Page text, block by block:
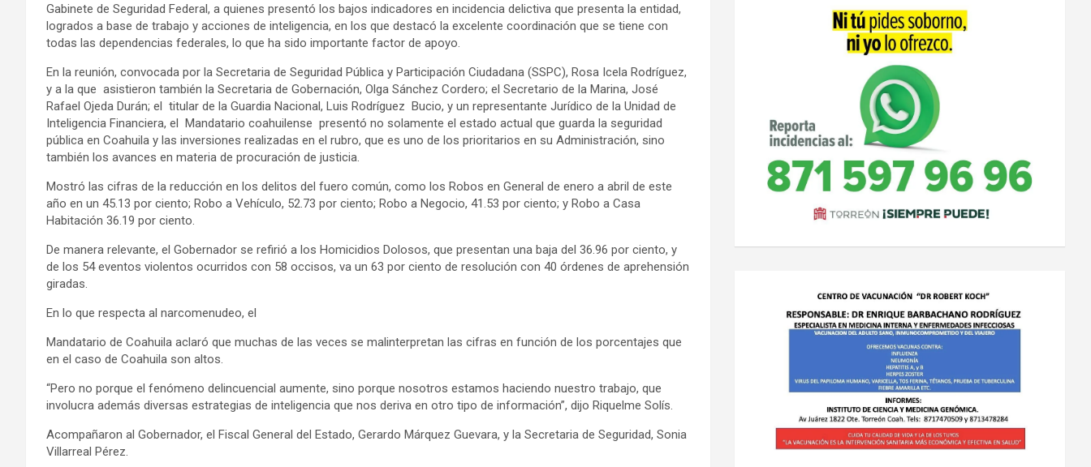
Gabinete de Seguridad Federal, a quienes presentó los bajos indicadores en incidencia delictiva que presenta la entidad,
logrados a base de trabajo y acciones de inteligencia, en los que destacó la excelente coordinación que se tiene con
todas las dependencias federales, lo que ha sido importante factor de apoyo.
En la reunión, convocada por la Secretaria de Seguridad Pública y Participación Ciudadana (SSPC), Rosa Icela Rodríguez,
y a la que asistieron también la Secretaria de Gobernación, Olga Sánchez Cordero; el Secretario de la Marina, José
Rafael Ojeda Durán; el titular de la Guardia Nacional, Luis Rodríguez Bucio, y un representante Jurídico de la Unidad de
Inteligencia Financiera, el Mandatario coahuilense presentó no solamente el estado actual que guarda la seguridad
pública en Coahuila y las inversiones realizadas en el rubro, que es uno de los prioritarios en su Administración, sino
también los avances en materia de procuración de justicia.
Mostró las cifras de la reducción en los delitos del fuero común, como los Robos en General de enero a abril de este
año en un 45.13 por ciento; Robo a Vehículo, 52.73 por ciento; Robo a Negocio, 41.53 por ciento; y Robo a Casa
Habitación 36.19 por ciento.
De manera relevante, el Gobernador se refirió a los Homicidios Dolosos, que presentan una baja del 36.96 por ciento, y
de los 54 eventos violentos ocurridos con 58 occisos, va un 63 por ciento de resolución con 40 órdenes de aprehensión
giradas.
En lo que respecta al narcomenudeo, el
Mandatario de Coahuila aclaró que muchas de las veces se malinterpretan las cifras en función de los porcentajes que
en el caso de Coahuila son altos.
“Pero no porque el fenómeno delincuencial aumente, sino porque nosotros estamos haciendo nuestro trabajo, que
involucra además diversas estrategias de inteligencia que nos deriva en otro tipo de información”, dijo Riquelme Solís.
Acompañaron al Gobernador, el Fiscal General del Estado, Gerardo Márquez Guevara, y la Secretaria de Seguridad, Sonia
Villarreal Pérez.